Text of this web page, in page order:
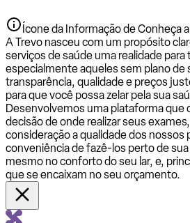
Ícone da Informação de Conheça a
A Trevo nasceu com um propósito
serviços de saúde uma realidade para
especialmente aqueles sem plano
transparência, qualidade e preços
para que você possa zelar pela sua
Desenvolvemos uma plataforma que
decisão de onde realizar seus
consideração a qualidade dos nossos
conveniência de fazê-los perto de
mesmo no conforto do seu lar, e,
que se encaixam no seu orçamento.